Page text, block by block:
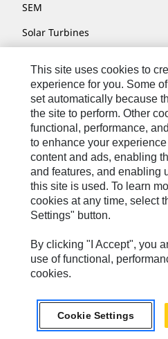
SEM
Solar Turbines
Turner Powertrain Systems
お問い合わせ先
サイト･マップ
Cookie Settings
リーガル
Cat.com
じます）
This site uses cookies to
experience for you. Some
set automatically because
the site to perform. Other
functional, performance,
to enhance your
content and ads, enabling
and features, and enabling
this site is used. To learn
cookies at any time, select
Settings" button.
By clicking "I Accept", you
use of functional,
cookies.
Cookie Settings